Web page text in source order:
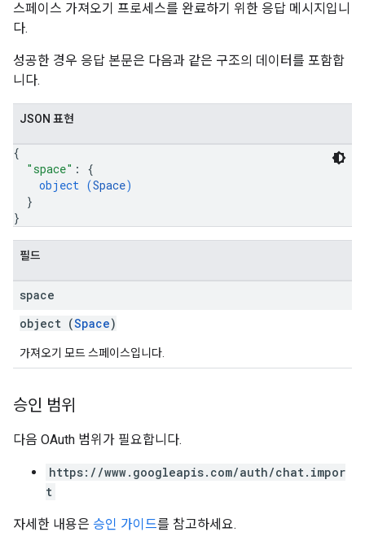
스페이스 가져오기 프로세스를 완료하기 위한 응답 메시지입니
다.
성공한 경우 응답 본문은 다음과 같은 구조의 데이터를 포함합
니다.
JSON 표현
{
"space" : {
object (Space)
}
}
필드
space
object (Space)
가져오기 모드 스페이스입니다.
승인 범위
다음 OAuth 범위가 필요합니다.
https://www.googleapis.com/auth/chat.impor
t
자세한 내용은 승인 가이드를 참고하세요.